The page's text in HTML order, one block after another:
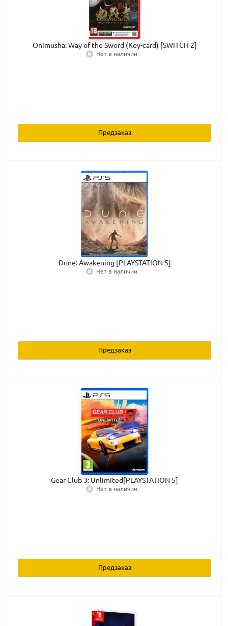
Onimusha: Way of the Sword (Key-card) [SWITCH 2]
Нет в наличии
Предзаказ
Dune: Awakening [PLAYSTATION 5]
Нет в наличии
Предзаказ
Gear Club 3: Unlimited[PLAYSTATION 5]
Нет в наличии
Предзаказ